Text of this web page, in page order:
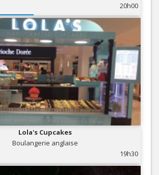
20h00
Lola's Cupcakes
Boulangerie anglaise
19h30